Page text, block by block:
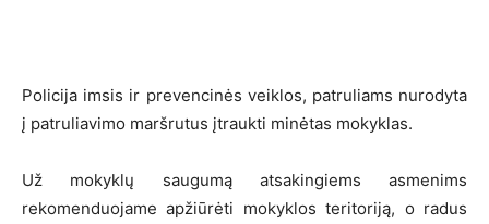
Policija imsis ir prevencinės veiklos, patruliams nurodyta
į patruliavimo maršrutus įtraukti minėtas mokyklas.
Už mokyklų saugumą atsakingiems asmenims
rekomenduojame apžiūrėti mokyklos teritoriją, o radus